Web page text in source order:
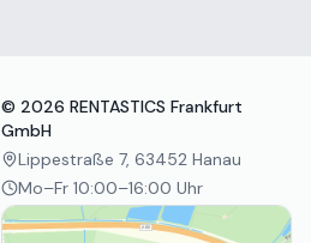
© 2026 RENTASTICS Frankfurt
GmbH
Lippestraße 7, 63452 Hanau
Mo–Fr 10:00–16:00 Uhr